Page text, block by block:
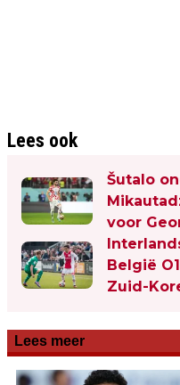
Lees ook
Šutalo
voor
België
Zuid-